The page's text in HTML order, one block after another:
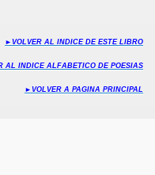
► VOLVER AL INDICE DE ESTE LIBRO
AL INDICE ALFABETICO DE POESIAS
► VOLVER A PAGINA PRINCIPAL